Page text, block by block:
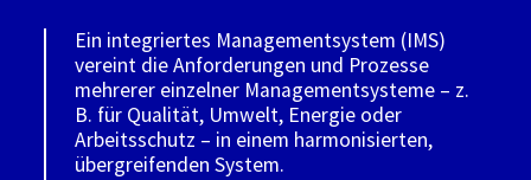
Ein integriertes Managementsystem (IMS)
vereint die Anforderungen und Prozesse
mehrerer einzelner Managementsysteme – z.
B. für Qualität, Umwelt, Energie oder
Arbeitsschutz – in einem harmonisierten,
übergreifenden System.